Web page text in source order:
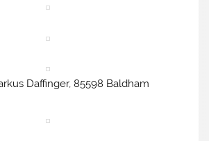
Daffinger, 85598 Baldham